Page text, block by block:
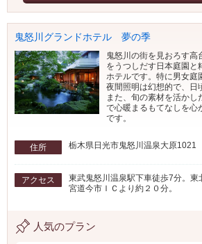
鬼怒川グランドホテル 夢の季
鬼怒川の街を見おろす高
をうつしだす日本庭園と
ホテルです。特に男女庭
夜間照明は幻想的で、日
また、旬の素材を活かし
で心暖まるもてなしを心
です。
住所 栃木県日光市鬼怒川温泉大原1021
アクセス
東武鬼怒川温泉駅下車徒歩7分。東
宮道今市ＩＣより約２０分。
人気のプラン